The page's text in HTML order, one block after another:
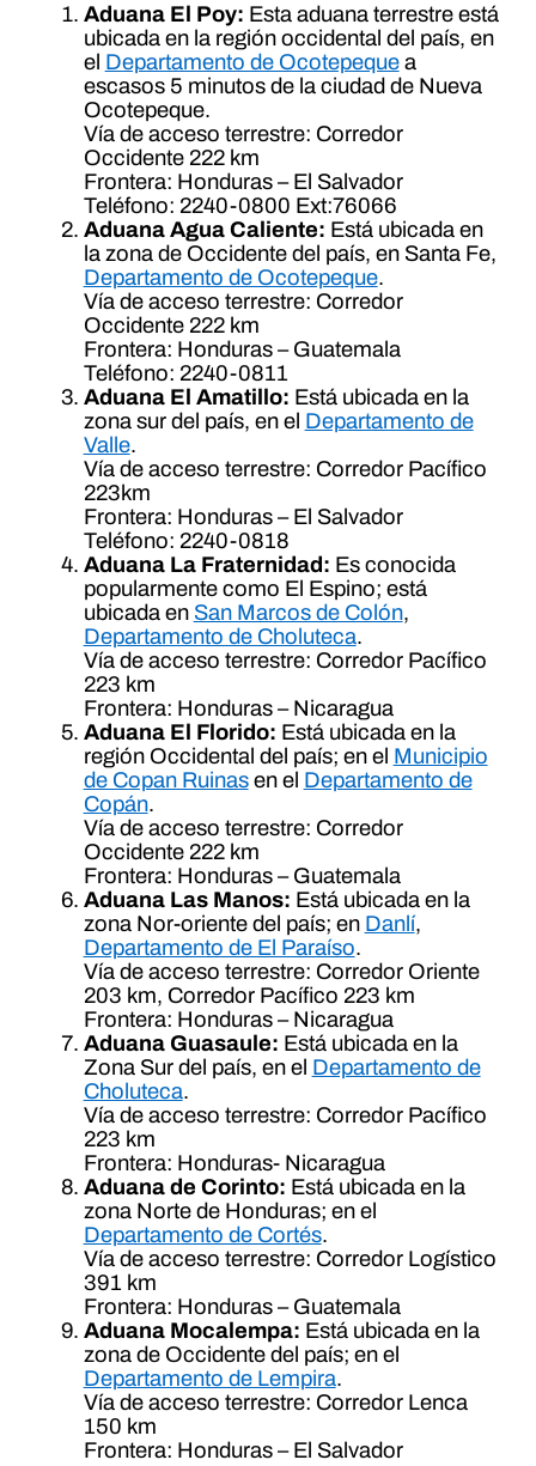
Aduana El Poy: Esta aduana terrestre está
ubicada en la región occidental del país, en
el Departamento de Ocotepequea
escasos 5 minutos de la ciudad de Nueva
Ocotepeque.
Vía de acceso terrestre: Corredor
Occidente 222 km
Frontera: Honduras – El Salvador
Teléfono: 2240-0800 Ext:76066
Aduana Agua Caliente: Está ubicada en
la zona de Occidente del país, en Santa Fe,
Departamento de Ocotepeque.
Vía de acceso terrestre: Corredor
Occidente 222 km
Frontera: Honduras – Guatemala
Teléfono: 2240-0811
Aduana El Amatillo: Está ubicada en la
zona sur del país, en el Departamento de
Valle.
Vía de acceso terrestre: Corredor Pacífico
223km
Frontera: Honduras – El Salvador
Teléfono: 2240-0818
Aduana La Fraternidad: Es conocida
popularmente como El Espino; está
ubicada en San Marcos de Colón,
Departamento de Choluteca.
Vía de acceso terrestre: Corredor Pacífico
223 km
Frontera: Honduras – Nicaragua
Aduana El Florido: Está ubicada en la
región Occidental del país; en el Municipio
de Copan Ruinasen el Departamento de
Copán.
Vía de acceso terrestre: Corredor
Occidente 222 km
Frontera: Honduras – Guatemala
Aduana Las Manos: Está ubicada en la
zona Nor-oriente del país; en Danlí,
Departamento de El Paraíso.
Vía de acceso terrestre: Corredor Oriente
203 km, Corredor Pacífico 223 km
Frontera: Honduras – Nicaragua
Aduana Guasaule: Está ubicada en la
Zona Sur del país, en el Departamento de
Choluteca.
Vía de acceso terrestre: Corredor Pacífico
223 km
Frontera: Honduras- Nicaragua
Aduana de Corinto: Está ubicada en la
zona Norte de Honduras; en el
Departamento de Cortés.
Vía de acceso terrestre: Corredor Logístico
391 km
Frontera: Honduras – Guatemala
Aduana Mocalempa: Está ubicada en la
zona de Occidente del país; en el
Departamento de Lempira.
Vía de acceso terrestre: Corredor Lenca
150 km
Frontera: Honduras – El Salvador